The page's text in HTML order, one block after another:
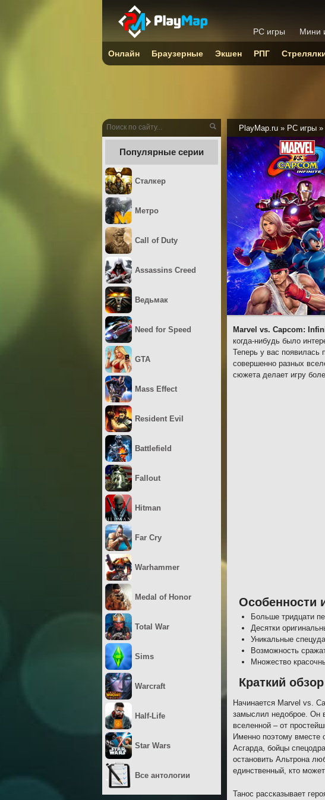
PlayMap.ru » PC игры »
Marvel vs. Capcom:
когда-нибудь было
Теперь у вас появилась
совершенно разных
сюжета делает игру
Особенности
Больше тридцати
Десятки
Уникальные
Возможность
Множество
Краткий обзор
Начинается Marvel vs.
замыслил недоброе. Он
вселенной – от
Именно поэтому вместе
Асгарда, бойцы
остановить Альтрона
единственный, кто
Танос рассказывает
Популярные серии
Сталкер
Метро
Call of Duty
Assassins Creed
Ведьмак
Need for Speed
GTA
Mass Effect
Resident Evil
Battlefield
Fallout
Hitman
Far Cry
Warhammer
Medal of Honor
Total War
Sims
Warcraft
Half-Life
Star Wars
Все антологии
PC игры Мини
Онлайн Браузерные Экшен РПГ